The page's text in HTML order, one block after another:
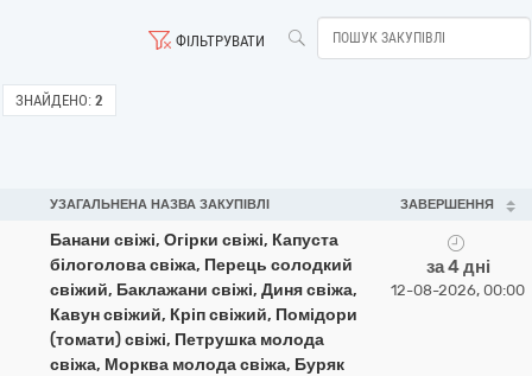
ФІЛЬТРУВАТИ
ЗНАЙДЕНО: 2
УЗАГАЛЬНЕНА НАЗВА ЗАКУПІВЛІ ЗАВЕРШЕННЯ
Банани свіжі, Огірки свіжі, Капуста
білоголова свіжа, Перець солодкий
свіжий, Баклажани свіжі, Диня свіжа,
Кавун свіжий, Кріп свіжий, Помідори
(томати) свіжі, Петрушка молода
свіжа, Морква молода свіжа, Буряк
за 4 дні
12-08-2026, 00:00